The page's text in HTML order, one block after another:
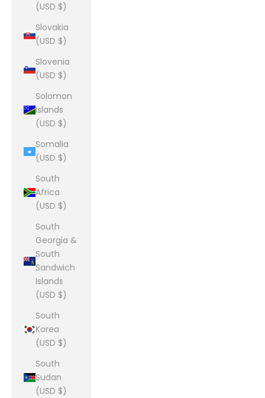
(USD $)
Slovakia
(USD $)
Slovenia
(USD $)
Solomon
Islands
(USD $)
Somalia
(USD $)
South
Africa
(USD $)
South
Georgia &
South
Sandwich
Islands
(USD $)
South
Korea
(USD $)
South
Sudan
(USD $)